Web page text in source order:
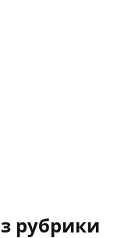
рубрики